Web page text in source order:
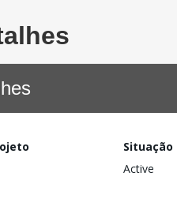
Situação
Active